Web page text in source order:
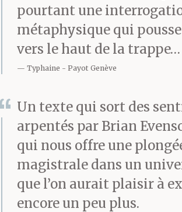
pourtant une
métaphysique qui
vers le haut de la trappe…
Typhaine Payot Genève
Un texte qui sort des
arpentés par Brian
qui nous offre une
magistrale dans un
que l’on aurait plaisir à
encore un peu plus.